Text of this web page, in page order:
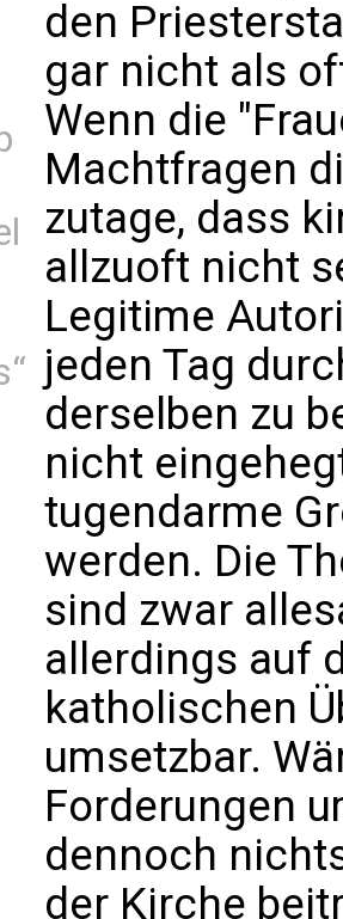
den
gar nicht als
Wenn die
Machtfragen
zutage, dass
allzuoft nicht
Legitime
jeden Tag
derselben zu
nicht
tugendarme
werden. Die
sind zwar
allerdings auf
katholischen
umsetzbar.
Forderungen
dennoch
der Kirche